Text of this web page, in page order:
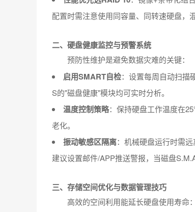
配置时需注意使用同容量、同转速硬盘，
二、硬盘健康监控与预警系统
预防性维护是避免数据灾难的关键：
启用SMART自检：设置每周自动扫描
S的"磁盘健康"模块均可实时分析。
温度控制策略：保持硬盘工作温度在
老化。
振动敏感区隔离：机械硬盘运行时需
建议设置邮件/APP推送警报，当磁盘
三、存储空间优化与数据管理技巧
高效的空间利用能延长硬盘使用寿命：